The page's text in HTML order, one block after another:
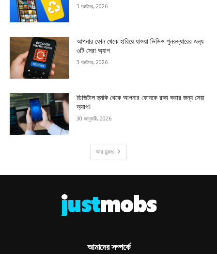
3 অক্টোবর, 2026
আপনার ফোন থেকে হারিয়ে যাওয়া ভিডিও পুনরুদ্ধারের জন্য
৩টি সেরা অ্যাপ
3 অক্টোবর, 2026
ডিজিটাল হুমকি থেকে আপনার ফোনকে রক্ষা করার জন্য সেরা
অ্যাপ।
30 জানুয়ারী, 2026
আর ঢুকাও
আমাদের সম্পর্কে